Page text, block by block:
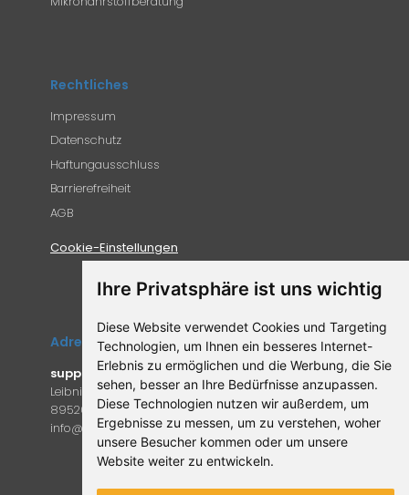
Ihre Privatsphäre ist uns wichtig
Diese Website verwendet Cookies und Targeting
Technologien, um Ihnen ein besseres Internet-
Erlebnis zu ermöglichen und die Werbung, die Sie
sehen, besser an Ihre Bedürfnisse anzupassen.
Diese Technologien nutzen wir außerdem, um
Ergebnisse zu messen, um zu verstehen, woher
unsere Besucher kommen oder um unsere
Website weiter zu entwickeln.
Rechtliches
Impressum
Datenschutz
Haftungausschluss
Barrierefreiheit
AGB
Cookie-Einstellungen
Adresse
supplemento.de
Leibniz-Campus 9
89520 Heidenheim an der Brenz
info@supplemento.de